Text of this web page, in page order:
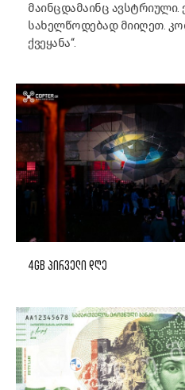
მაინცდამაინც
სახელწოდებად მიიღეთ.
ქვეყანა“.
4GB ᲞᲘᲠᲕᲔᲚᲘ ᲓᲦᲔ